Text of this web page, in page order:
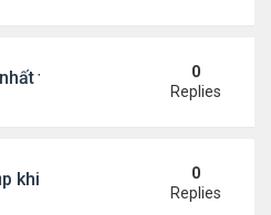
thế giới ở tuổi 18
0
Replies
khi biết tin Nicole Kidman có
0
Replies